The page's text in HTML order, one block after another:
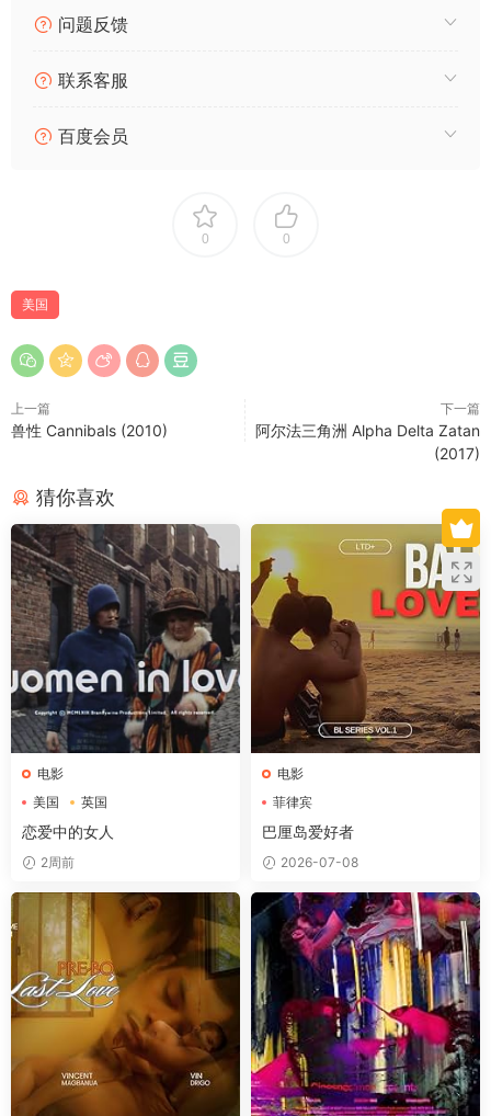
问题反馈
联系客服
百度会员
0 0
美国
上一篇
兽性 Cannibals (2010)
下一篇
阿尔法三角洲 Alpha Delta Zatan
(2017)
猜你喜欢
电影
美国
英国
恋爱中的女人
2周前
电影
菲律宾
巴厘岛爱好者
2026-07-08